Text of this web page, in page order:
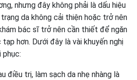
nhưng đây không phải là dấu hiệu
da không cải thiện hoặc trở nên
bác sĩ trở nên cần thiết để ngăn
hơn. Dưới đây là vài khuyến nghị
phục:
điều trị, làm sạch da nhẹ nhàng là